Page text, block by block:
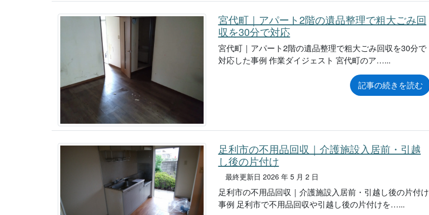
宮代町｜アパート2階の遺品整理で粗大ごみ回
収を30分で対応
宮代町｜アパート2階の遺品整理で粗大ごみ回収を30分で
対応した事例 作業ダイジェスト 宮代町のア…
記事の続きを読む
足利市の不用品回収｜介護施設入居前・引越
し後の片付け
最終更新日 2026 年 5 月 2 日
足利市の不用品回収｜介護施設入居前・引越し後の片付け
事例 足利市で不用品回収や引越し後の片付けを…